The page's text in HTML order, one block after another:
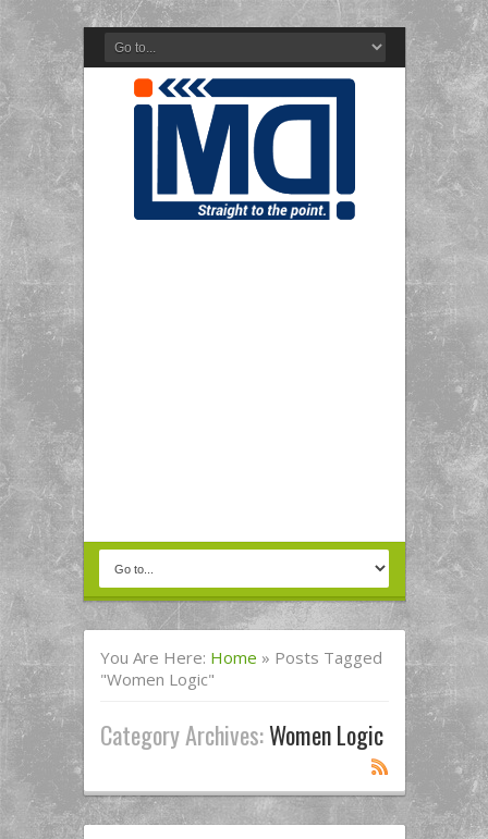
You Are Here: Home » Posts Tagged
"women Logic"
Category Archives:Women Logic